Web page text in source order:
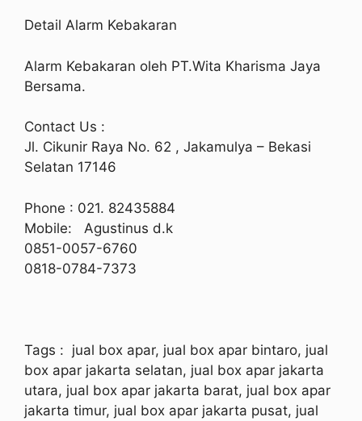
Detail Alarm Kebakaran
Alarm Kebakaran oleh PT.Wita Kharisma Jaya
Bersama.
Contact Us :
Jl. Cikunir Raya No. 62 , Jakamulya – Bekasi
Selatan 17146
Phone : 021. 82435884
Mobile: Agustinus d.k
0851-0057-6760
0818-0784-7373
Tags : jual box apar, jual box apar bintaro, jual
box apar jakarta selatan, jual box apar jakarta
utara, jual box apar jakarta barat, jual box apar
jakarta timur, jual box apar jakarta pusat, jual